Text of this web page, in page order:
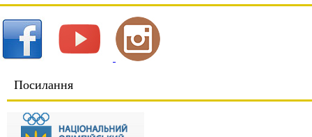
Посилання